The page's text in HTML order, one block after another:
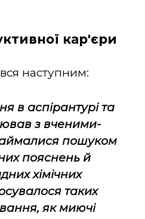
кар'єри
наступним:
в аспірантурі та
з вченими-
пошуком
пояснень й
хімічних
таких
як миючі